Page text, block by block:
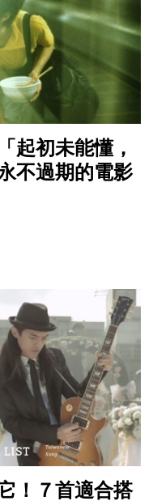
起初未能懂，
不過期的電影
！７首適合搭